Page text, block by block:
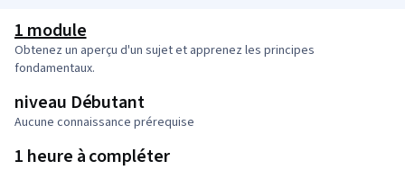
1 module
Obtenez un aperçu d'un sujet et apprenez les principes
fondamentaux.
niveau Débutant
Aucune connaissance prérequise
1 heure à compléter